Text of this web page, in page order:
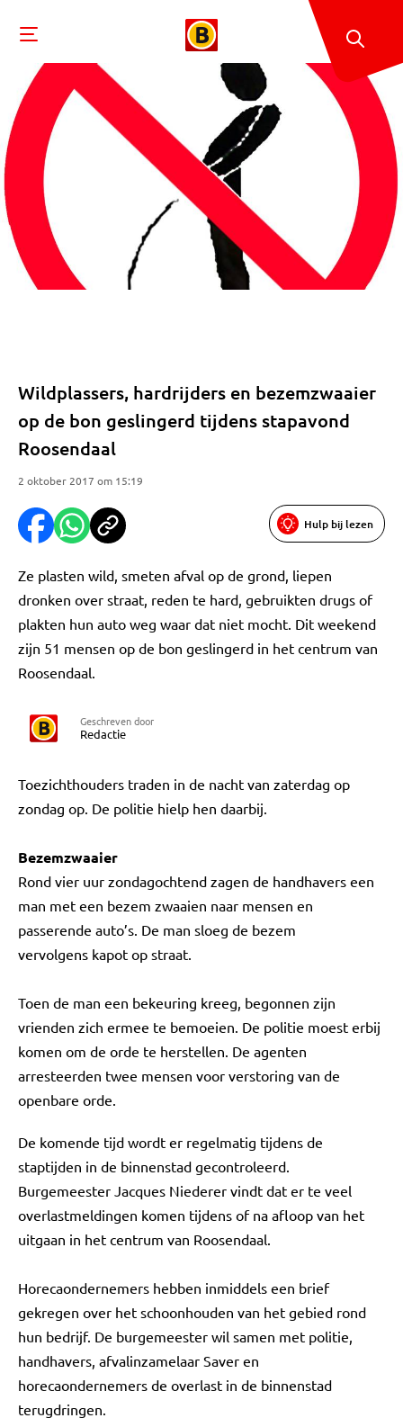
Wildplassers, hardrijders en bezemzwaaier
op de bon geslingerd tijdens stapavond
Roosendaal
2 oktober 2017 om 15:19
Hulp bij lezen
Ze plasten wild, smeten afval op de grond, liepen
dronken over straat, reden te hard, gebruikten drugs of
plakten hun auto weg waar dat niet mocht. Dit weekend
zijn 51 mensen op de bon geslingerd in het centrum van
Roosendaal.
Geschreven door
Redactie
Toezichthouders traden in de nacht van zaterdag op
zondag op. De politie hielp hen daarbij.
Bezemzwaaier
Rond vier uur zondagochtend zagen de handhavers een
man met een bezem zwaaien naar mensen en
passerende auto’s. De man sloeg de bezem
vervolgens kapot op straat.
Toen de man een bekeuring kreeg, begonnen zijn
vrienden zich ermee te bemoeien. De politie moest erbij
komen om de orde te herstellen. De agenten
arresteerden twee mensen voor verstoring van de
openbare orde.
De komende tijd wordt er regelmatig tijdens de
staptijden in de binnenstad gecontroleerd.
Burgemeester Jacques Niederer vindt dat er te veel
overlastmeldingen komen tijdens of na afloop van het
uitgaan in het centrum van Roosendaal.
Horecaondernemers hebben inmiddels een brief
gekregen over het schoonhouden van het gebied rond
hun bedrijf. De burgemeester wil samen met politie,
handhavers, afvalinzamelaar Saver en
horecaondernemers de overlast in de binnenstad
terugdringen.